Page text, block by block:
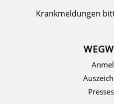
Krankmeldungen